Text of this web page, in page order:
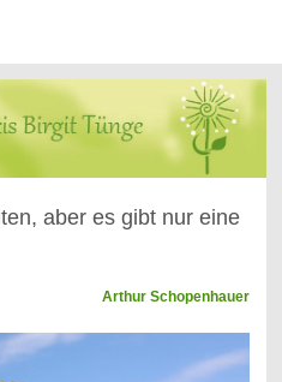
aber es gibt nur eine
Arthur Schopenhauer